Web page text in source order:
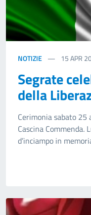
NOTIZIE 15APR
Segrate
della
Cerimonia sabato 25
Cascina Commenda.
d’inciampo in